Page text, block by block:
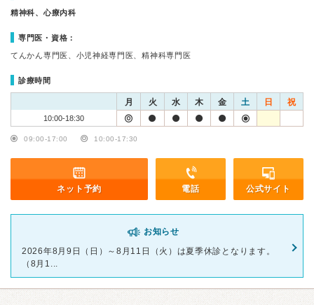
精神科、心療内科
専門医・資格：
てんかん専門医、小児神経専門医、精神科専門医
診療時間
月 火 水 木 金 土 日 祝
10:00-18:30
09:00-17:00 10:00-17:30
ネット予約 電話 公式サイト
お知らせ
2026年8月9日（日）～8月11日（火）は夏季休診となります。
（8月1...